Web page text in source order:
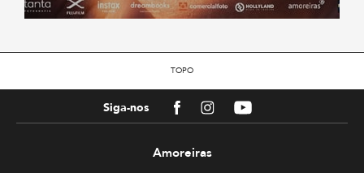
TOPO
Siga-nos FacebookInstagramYoutube
Amoreiras